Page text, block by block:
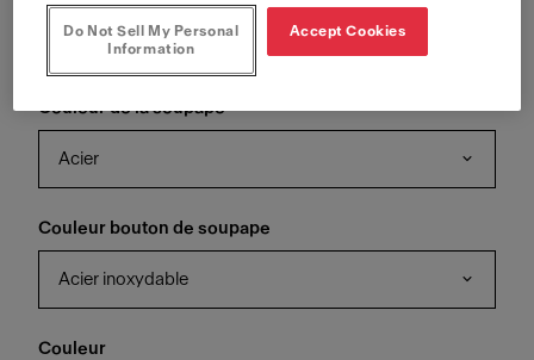
Couleur de la soupape
Acier
Couleur bouton de soupape
Acier inoxydable
Couleur
Do Not Sell My Personal
Information
Accept Cookies